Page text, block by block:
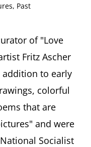
, Past
of "Love
Fritz Ascher
addition to early
colorful
that are
and were
Socialist